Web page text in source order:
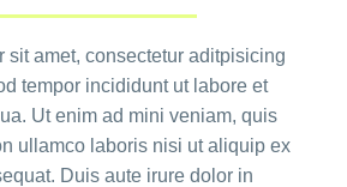
sit amet, consectetur aditpisicing
tempor incididunt ut labore et
Ut enim ad mini veniam, quis
ullamco laboris nisi ut aliquip ex
Duis aute irure dolor in